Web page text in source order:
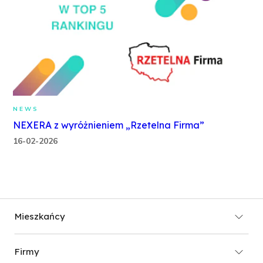
NEWS
NEXERA z wyróżnieniem „Rzetelna Firma”
16-02-2026
Mieszkańcy
Firmy